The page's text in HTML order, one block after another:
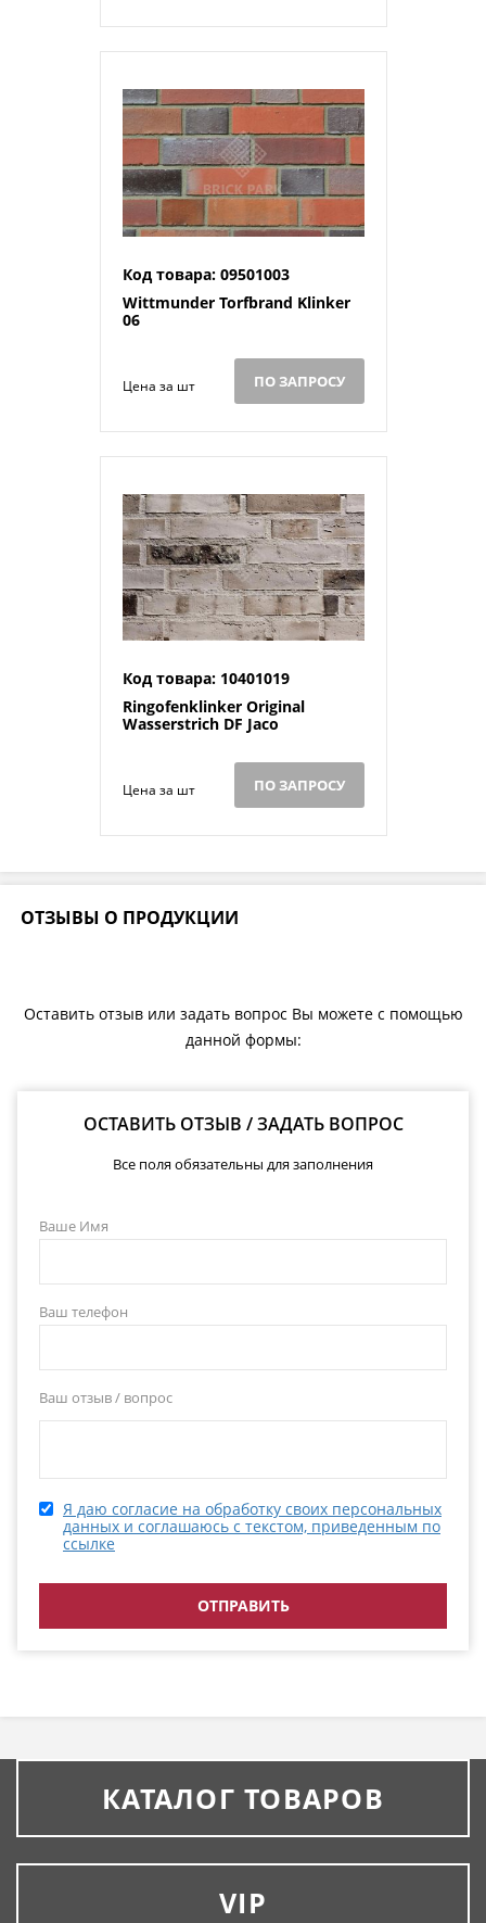
Код товара: 09501003
Wittmunder Torfbrand Klinker
06
Цена за шт ПО ЗАПРОСУ
Код товара: 10401019
Ringofenklinker Original
Wasserstrich DF Jaco
Цена за шт ПО ЗАПРОСУ
ОТЗЫВЫ О ПРОДУКЦИИ
Оставить отзыв или задать вопрос Вы можете с помощью
данной формы:
ОСТАВИТЬ ОТЗЫВ / ЗАДАТЬ ВОПРОС
Все поля обязательны для заполнения
Ваше Имя
Ваш телефон
Ваш отзыв / вопрос
Я даю согласие на обработку своих персональных
данных и соглашаюсь с текстом, приведенным по
ссылке
КАТАЛОГ ТОВАРОВ
VIP